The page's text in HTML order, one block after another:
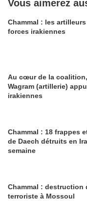
Vous aimerez
Chammal : les
forces irakiennes
Au cœur de la
Wagram (artillerie)
irakiennes
Chammal : 18 frappes
de Daech détruits en
semaine
Chammal : destruction
terroriste à Mossoul